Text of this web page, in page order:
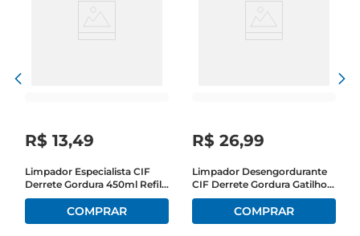
R$ 13,49
Limpador Especialista CIF
Derrete Gordura 450ml Refil
Econômico
R$ 26,99
Limpador Desengordurante
CIF Derrete Gordura Gatilho
500ml